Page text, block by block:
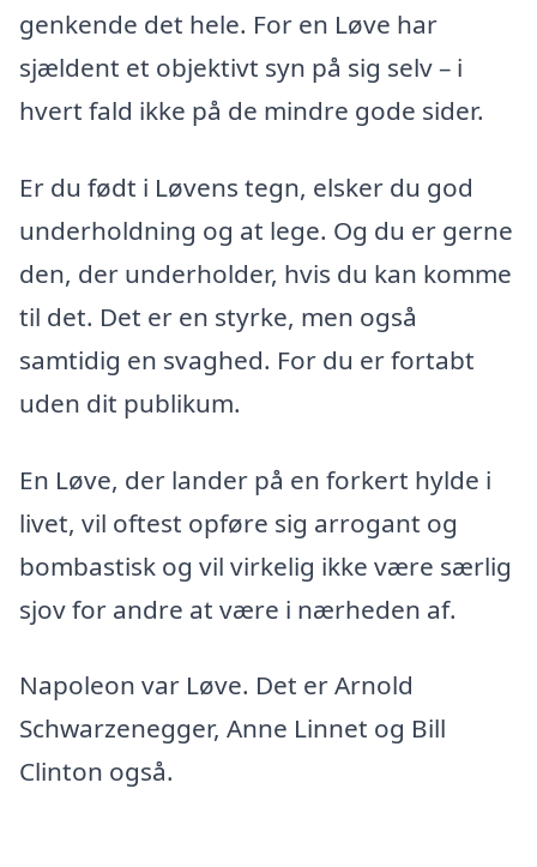
genkende det hele. For en Løve har
sjældent et objektivt syn på sig selv – i
hvert fald ikke på de mindre gode sider.
Er du født i Løvens tegn, elsker du god
underholdning og at lege. Og du er gerne
den, der underholder, hvis du kan komme
til det. Det er en styrke, men også
samtidig en svaghed. For du er fortabt
uden dit publikum.
En Løve, der lander på en forkert hylde i
livet, vil oftest opføre sig arrogant og
bombastisk og vil virkelig ikke være særlig
sjov for andre at være i nærheden af.
Napoleon var Løve. Det er Arnold
Schwarzenegger, Anne Linnet og Bill
Clinton også.